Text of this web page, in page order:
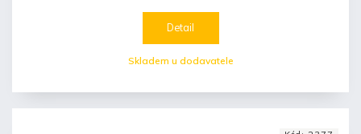
Skladem u dodavatele
Detail